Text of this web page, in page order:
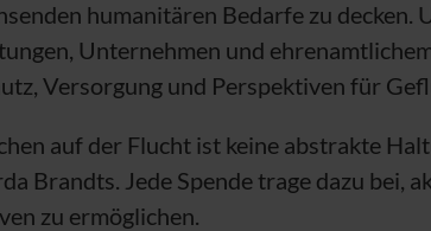
humanitären Bedarfe zu decken.
Unternehmen und
Versorgung und Perspektiven für
auf der Flucht ist keine abstrakte
Brandts. Jede Spende trage dazu bei,
zu ermöglichen.